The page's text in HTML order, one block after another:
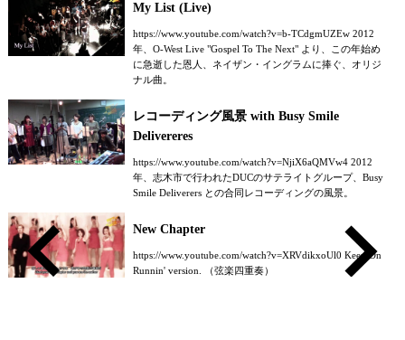
My List (Live)
https://www.youtube.com/watch?v=b-TCdgmUZEw 2012
年、O-West Live "Gospel To The Next" より、この年始め
に急逝した恩人、ネイザン・イングラムに捧ぐ、オリジ
ナル曲。
レコーディング風景 with Busy Smile
Delivereres
https://www.youtube.com/watch?v=NjiX6aQMVw4 2012
年、志木市で行われたDUCのサテライトグループ、Busy
Smile Deliverers との合同レコーディングの風景。
New Chapter
https://www.youtube.com/watch?v=XRVdikxoUl0 Keep On
Runnin' version. （弦楽四重奏）